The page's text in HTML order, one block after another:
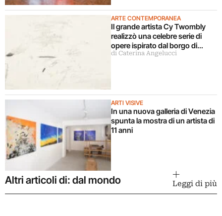
ARTE CONTEMPORANEA
Il grande artista Cy Twombly
realizzò una celebre serie di
opere ispirato dal borgo di
Sperlonga. Presto in mostra a
di Caterina Angelucci
ARTI VISIVE
In una nuova galleria di Venezia
spunta la mostra di un artista di
11 anni
Altri articoli di: dal mondo Leggi di più